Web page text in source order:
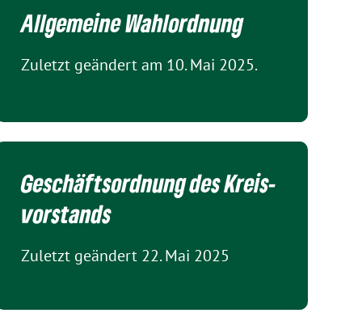
Allgemeine Wahl­ordnung
Zuletzt geändert am 10. Mai 2025.
Geschäfts­ordnung des Kreis­
vorstands
Zuletzt geändert 22. Mai 2025